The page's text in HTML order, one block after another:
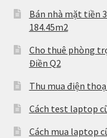
Bán nhà mặt tiền
184.45m2
Cho thuê phòng
Điền Q2
Thu mua điện
Cách test laptop
Cách mua laptop